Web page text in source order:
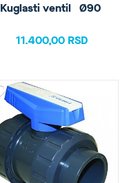
Kuglasti ventil   Ø90
11.400,00 RSD